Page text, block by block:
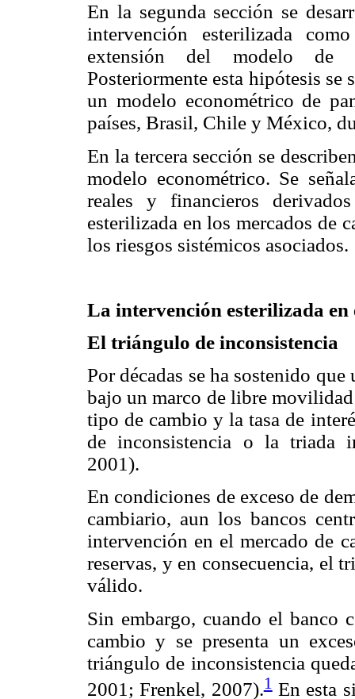
En la segunda sección se
intervención esterilizada
extensión del modelo de
Posteriormente esta hipótesis se
un modelo econométrico de
países, Brasil, Chile y México,
En la tercera sección se
modelo econométrico. Se
reales y financieros
esterilizada en los mercados de
los riesgos sistémicos asociados.
La intervención esterilizada en
El triángulo de inconsistencia
Por décadas se ha sostenido
bajo un marco de libre
tipo de cambio y la tasa de
de inconsistencia o la triada
2001).
En condiciones de exceso de
cambiario, aun los bancos
intervención en el mercado de
reservas, y en consecuencia, el
válido.
Sin embargo, cuando el banco
cambio y se presenta un
triángulo de inconsistencia
2001; Frenkel, 2007).1En esta